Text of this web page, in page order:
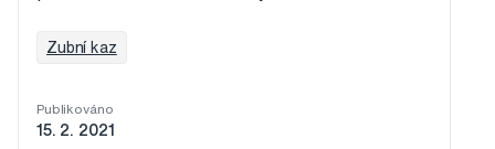
Zubní kaz
Publikováno
15. 2. 2021